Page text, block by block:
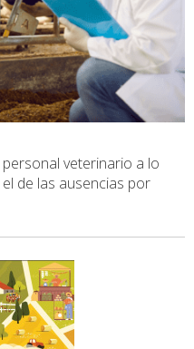
veterinario a lo
de las ausencias por